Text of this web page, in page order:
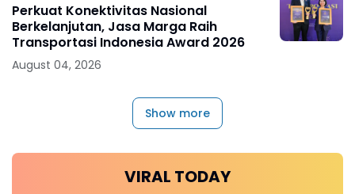
Perkuat Konektivitas Nasional
Berkelanjutan, Jasa Marga Raih
Transportasi Indonesia Award 2026
August 04, 2026
Show more
VIRAL TODAY